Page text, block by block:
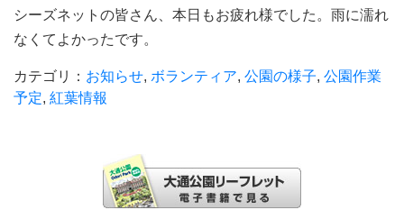
シーズネットの皆さん、本日もお疲れ様でした。雨に濡れ
なくてよかったです。
カテゴリ： お知らせ, ボランティア, 公園の様子, 公園作業
予定, 紅葉情報